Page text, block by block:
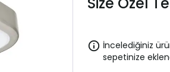
İncelediğiniz
sepetinize